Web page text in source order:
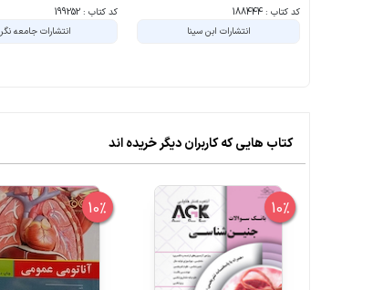
Science) 8th Editionکد کتاب : 188444
انتشارات ابن سینا
کد کتاب : 199252
انتشارات جامعه نگر
کتاب هایی که کاربران دیگر خریده اند
10%
10%